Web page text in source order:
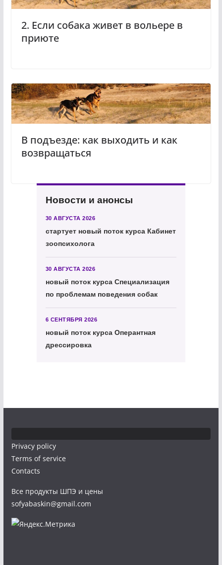
2. Если собака живет в вольере в
приюте
В подъезде: как выходить и как
возвращаться
Новости и анонсы
30 АВГУСТА 2026
стартует новый поток курса Кабинет
зоопсихолога
30 АВГУСТА 2026
новый поток курса Специализация
по проблемам поведения собак
6 СЕНТЯБРЯ 2026
новый поток курса Оперантная
дрессировка
Privacy policy
Terms of service
Contacts
Все продукты ШПЭ и цены
sofyabaskin@gmail.com